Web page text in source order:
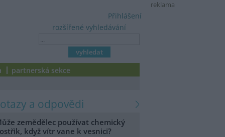
reklama
rozšířené vyhledávání
Přihlášení
partnerská sekce
dotazy a odpovědi
zemědělec používat chemický
když vítr vane k vesnici?